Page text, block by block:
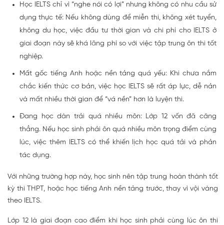
Học IELTS chỉ vì “nghe nói có lợi” nhưng không có nhu cầu sử
dụng thực tế: Nếu không dùng để miễn thi, không xét tuyển,
không du học, việc đầu tư thời gian và chi phí cho IELTS ở
giai đoạn này sẽ khá lãng phí so với việc tập trung ôn thi tốt
nghiệp.
Mất gốc tiếng Anh hoặc nền tảng quá yếu: Khi chưa nắm
chắc kiến thức cơ bản, việc học IELTS sẽ rất áp lực, dễ nản
và mất nhiều thời gian để “vá nền” hơn là luyện thi.
Đang học dàn trải quá nhiều môn: Lớp 12 vốn đã căng
thẳng. Nếu học sinh phải ôn quá nhiều môn trọng điểm cùng
lúc, việc thêm IELTS có thể khiến lịch học quá tải và phản
tác dụng.
Với những trường hợp này, học sinh nên tập trung hoàn thành tốt
kỳ thi THPT, hoặc học tiếng Anh nền tảng trước, thay vì vội vàng
theo IELTS.
Lớp 12 là giai đoạn cao điểm khi học sinh phải cùng lúc ôn thi